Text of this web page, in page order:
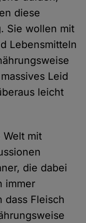
diese
Sie wollen mit
Lebensmitteln
Leid
leicht
Welt mit
die dabei
immer
dass Fleisch